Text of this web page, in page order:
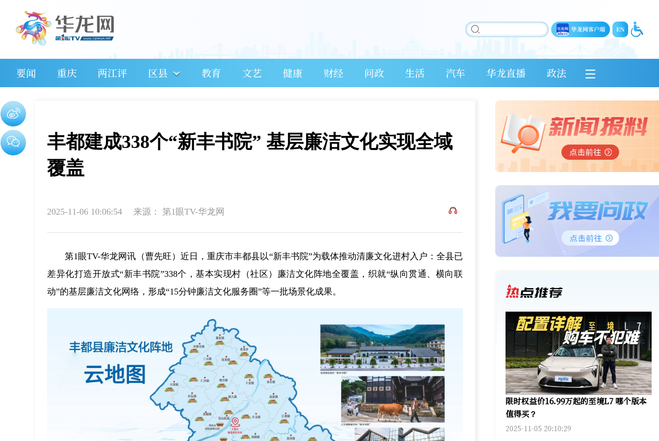
要闻 重庆 两江评 区县 教育 文艺 健康 财经 问政 生活 汽车 华龙直播 政法
丰都建成338个“新丰书院” 基层廉洁文化实现全域
覆盖
2025-11-06 10:06:54 来源： 第1眼TV-华龙网
第1眼TV-华龙网讯（曹先旺）近日，重庆市丰都县以“新丰书院”为载体推动清廉文化进村入户：全县已
差异化打造开放式“新丰书院”338个，基本实现村（社区）廉洁文化阵地全覆盖，织就“纵向贯通、横向联
动”的基层廉洁文化网络，形成“15分钟廉洁文化服务圈”等一批场景化成果。
限时权益价16.99万起的至境L7 哪个版本
值得买？
2025-11-05 20:10:29